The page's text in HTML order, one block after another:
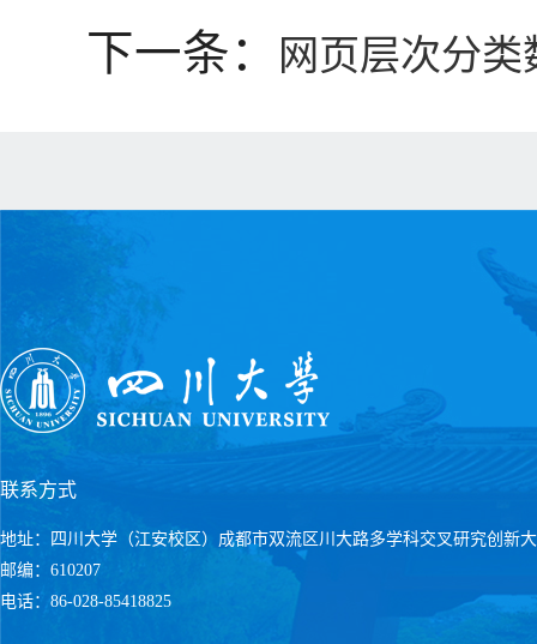
下一条： 网页层次分类
联系方式
地址：四川大学（江安校区）成都市双流区川大路多学科交叉研究创新
邮编：610207
电话：86-028-85418825